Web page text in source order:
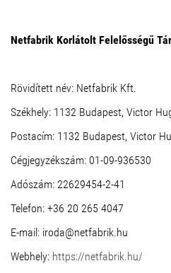
Netfabrik Korlátolt Felelősségű
Rövidített név: Netfabrik Kft.
Székhely: 1132 Budapest, Victor
Postacím: 1132 Budapest, Victor
Cégjegyzékszám: 01-09-936530
Adószám: 22629454-2-41
Telefon: +36 20 265 4047
E-mail: iroda@netfabrik.hu
Webhely: https://netfabrik.hu/